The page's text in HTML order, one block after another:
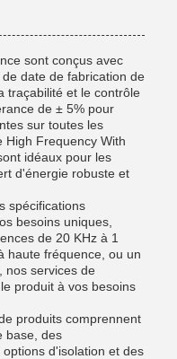
sont conçus avec
date de fabrication de
traçabilité et le contrôle
de ± 5% pour
sur toutes les
High Frequency With
idéaux pour les
d'énergie robuste et
spécifications
besoins uniques,
de 20 KHz à 1
haute fréquence, ou un
nos services de
produit à vos besoins
produits comprennent
base, des
d'isolation et des